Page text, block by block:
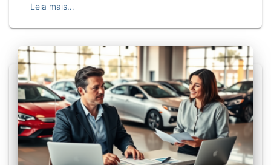
Leia mais…